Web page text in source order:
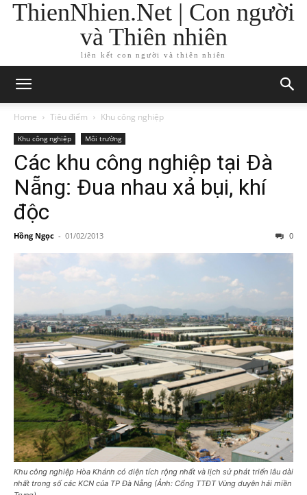
ThienNhien.Net | Con người
và Thiên nhiên
liên kết con người và thiên nhiên
Home Tiêu điểm Khu công nghiệp
Khu công nghiệp Môi trường
Các khu công nghiệp tại Đà
Nẵng: Đua nhau xả bụi, khí
độc
Hồng Ngọc - 01/02/2013 0
Khu công nghiệp Hòa Khánh có diện tích rộng nhất và lịch sử phát triển lâu dài
nhất trong số các KCN của TP Đà Nẵng (Ảnh: Cổng TTĐT Vùng duyên hải miền